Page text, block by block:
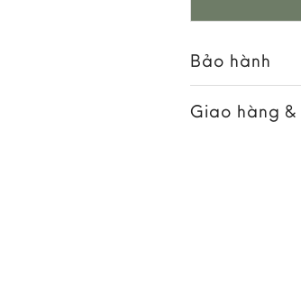
Bảo hành
Giao hàng